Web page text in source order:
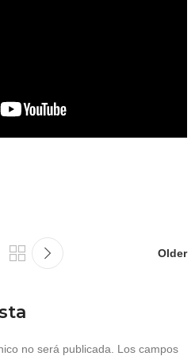
Older
no será publicada.
Los campos